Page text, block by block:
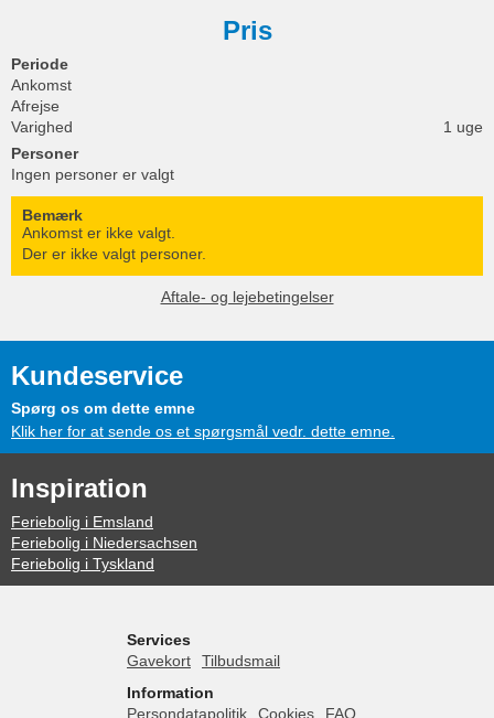
Pris
Periode
Ankomst
Afrejse
Varighed
1 uge
Personer
Ingen personer er valgt
Bemærk
Ankomst er ikke valgt.
Der er ikke valgt personer.
Aftale- og lejebetingelser
Kundeservice
Spørg os om dette emne
Klik her for at sende os et spørgsmål vedr. dette emne.
Inspiration
Feriebolig i Emsland
Feriebolig i Niedersachsen
Feriebolig i Tyskland
Services
Gavekort
Tilbudsmail
Information
Persondatapolitik
Cookies FAQ